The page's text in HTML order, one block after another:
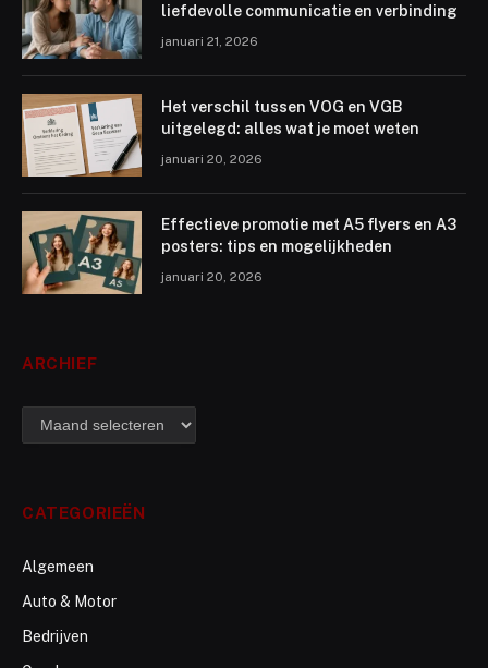
liefdevolle communicatie en verbinding
januari 21, 2026
Het verschil tussen VOG en VGB
uitgelegd: alles wat je moet weten
januari 20, 2026
Effectieve promotie met A5 flyers en A3
posters: tips en mogelijkheden
januari 20, 2026
ARCHIEF
archief
CATEGORIEËN
Algemeen
Auto & Motor
Bedrijven